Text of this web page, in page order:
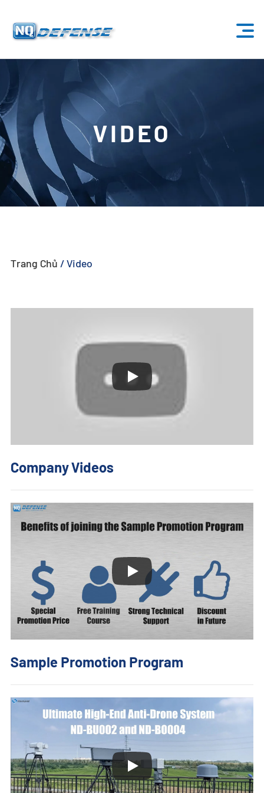
Sản Phẩm
- Hệ Thống Anti-Drone
- - Hệ Thống Anti-Drone Cố Định
- - - ND-BU001 Hệ Thống Anti-Drone Tiêu Chuẩn
- - - ND-BU002 Hệ Thống Anti-Drone Cao Cấp
- - - ND-BU004 Hệ Thống Anti-Drone An Ninh Cơ Sở
- - - ND-BU008 Hệ Thống Anti-Drone Tích Hợp Cao Cấp
- - Hệ Thống Anti-Drone Cầm Tay
- - Ra-đa Anti-Drone
- - - ND-BR001 Ra-đa Phát Hiện Drone
- - - ND-BR014 Ra-đa Phát Hiện Drone
- - - ND-BR022 Ra-đa Phát Hiện Drone
- - Thiết Bị Gây Nhiễu Anti-Drone
- - - ND-BD002 Thiết Bị Gây Nhiễu Anti-Drone Định Hướng
- - - ND-BD008 Thiết Bị Gây Nhiễu Anti-Drone Định Hướng
Toàn Băng
- - - ND-BD018 Thiết Bị Gây Nhiễu Anti-Drone Định Hướng
Toàn Băng
- - - ND-BO004 Thiết Bị Gây Nhiễu Anti-Drone Đa Hướng
- - Camera Anti-Drone
VIDEO
Trang Chủ /Video
Company Videos
Sample Promotion Program